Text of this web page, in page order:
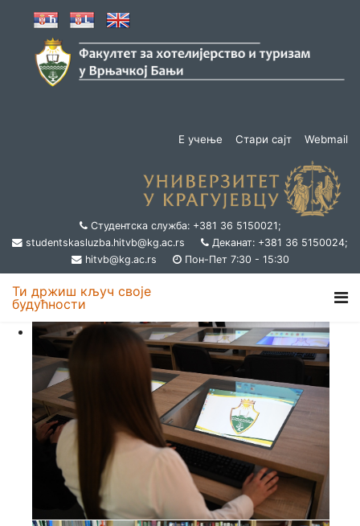
Е учење Стари сајт Webmail
Студентска служба: +381 36 5150021;
studentskasluzba.hitvb@kg.ac.rs
Деканат: +381 36 5150024;
hitvb@kg.ac.rs
Пон-Пет 7:30 - 15:30
Ти држиш кључ своје
будућности